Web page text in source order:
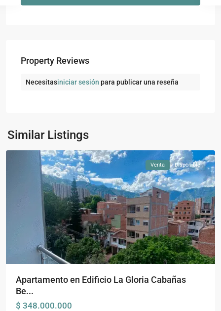
Property Reviews
Necesitasiniciar sesión para publicar una reseña
Similar Listings
Cabañas
Bello
Venta Disponible
Apartamento en Edificio La Gloria Cabañas
Be...
$ 348.000.000